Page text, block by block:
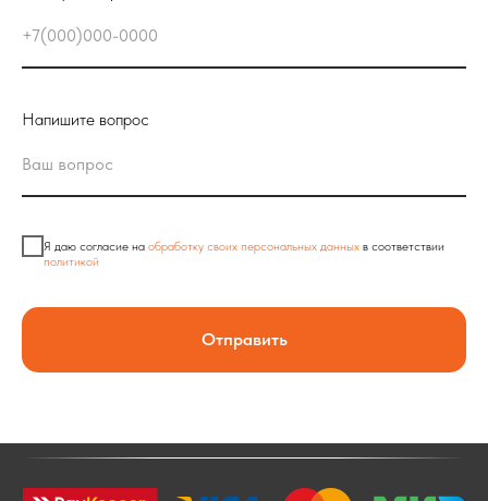
Напишите вопрос
Я даю согласие на обработку своих персональных данных в соответствии
политикой
Отправить